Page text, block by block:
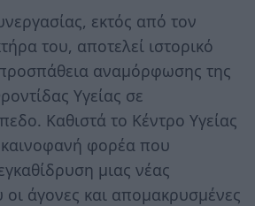
εκτός από τον
του, αποτελεί ιστορικό
αναμόρφωσης της
Υγείας σε
Καθιστά το Κέντρο Υγείας
φορέα που
μιας νέας
άγονες και απομακρυσμένες